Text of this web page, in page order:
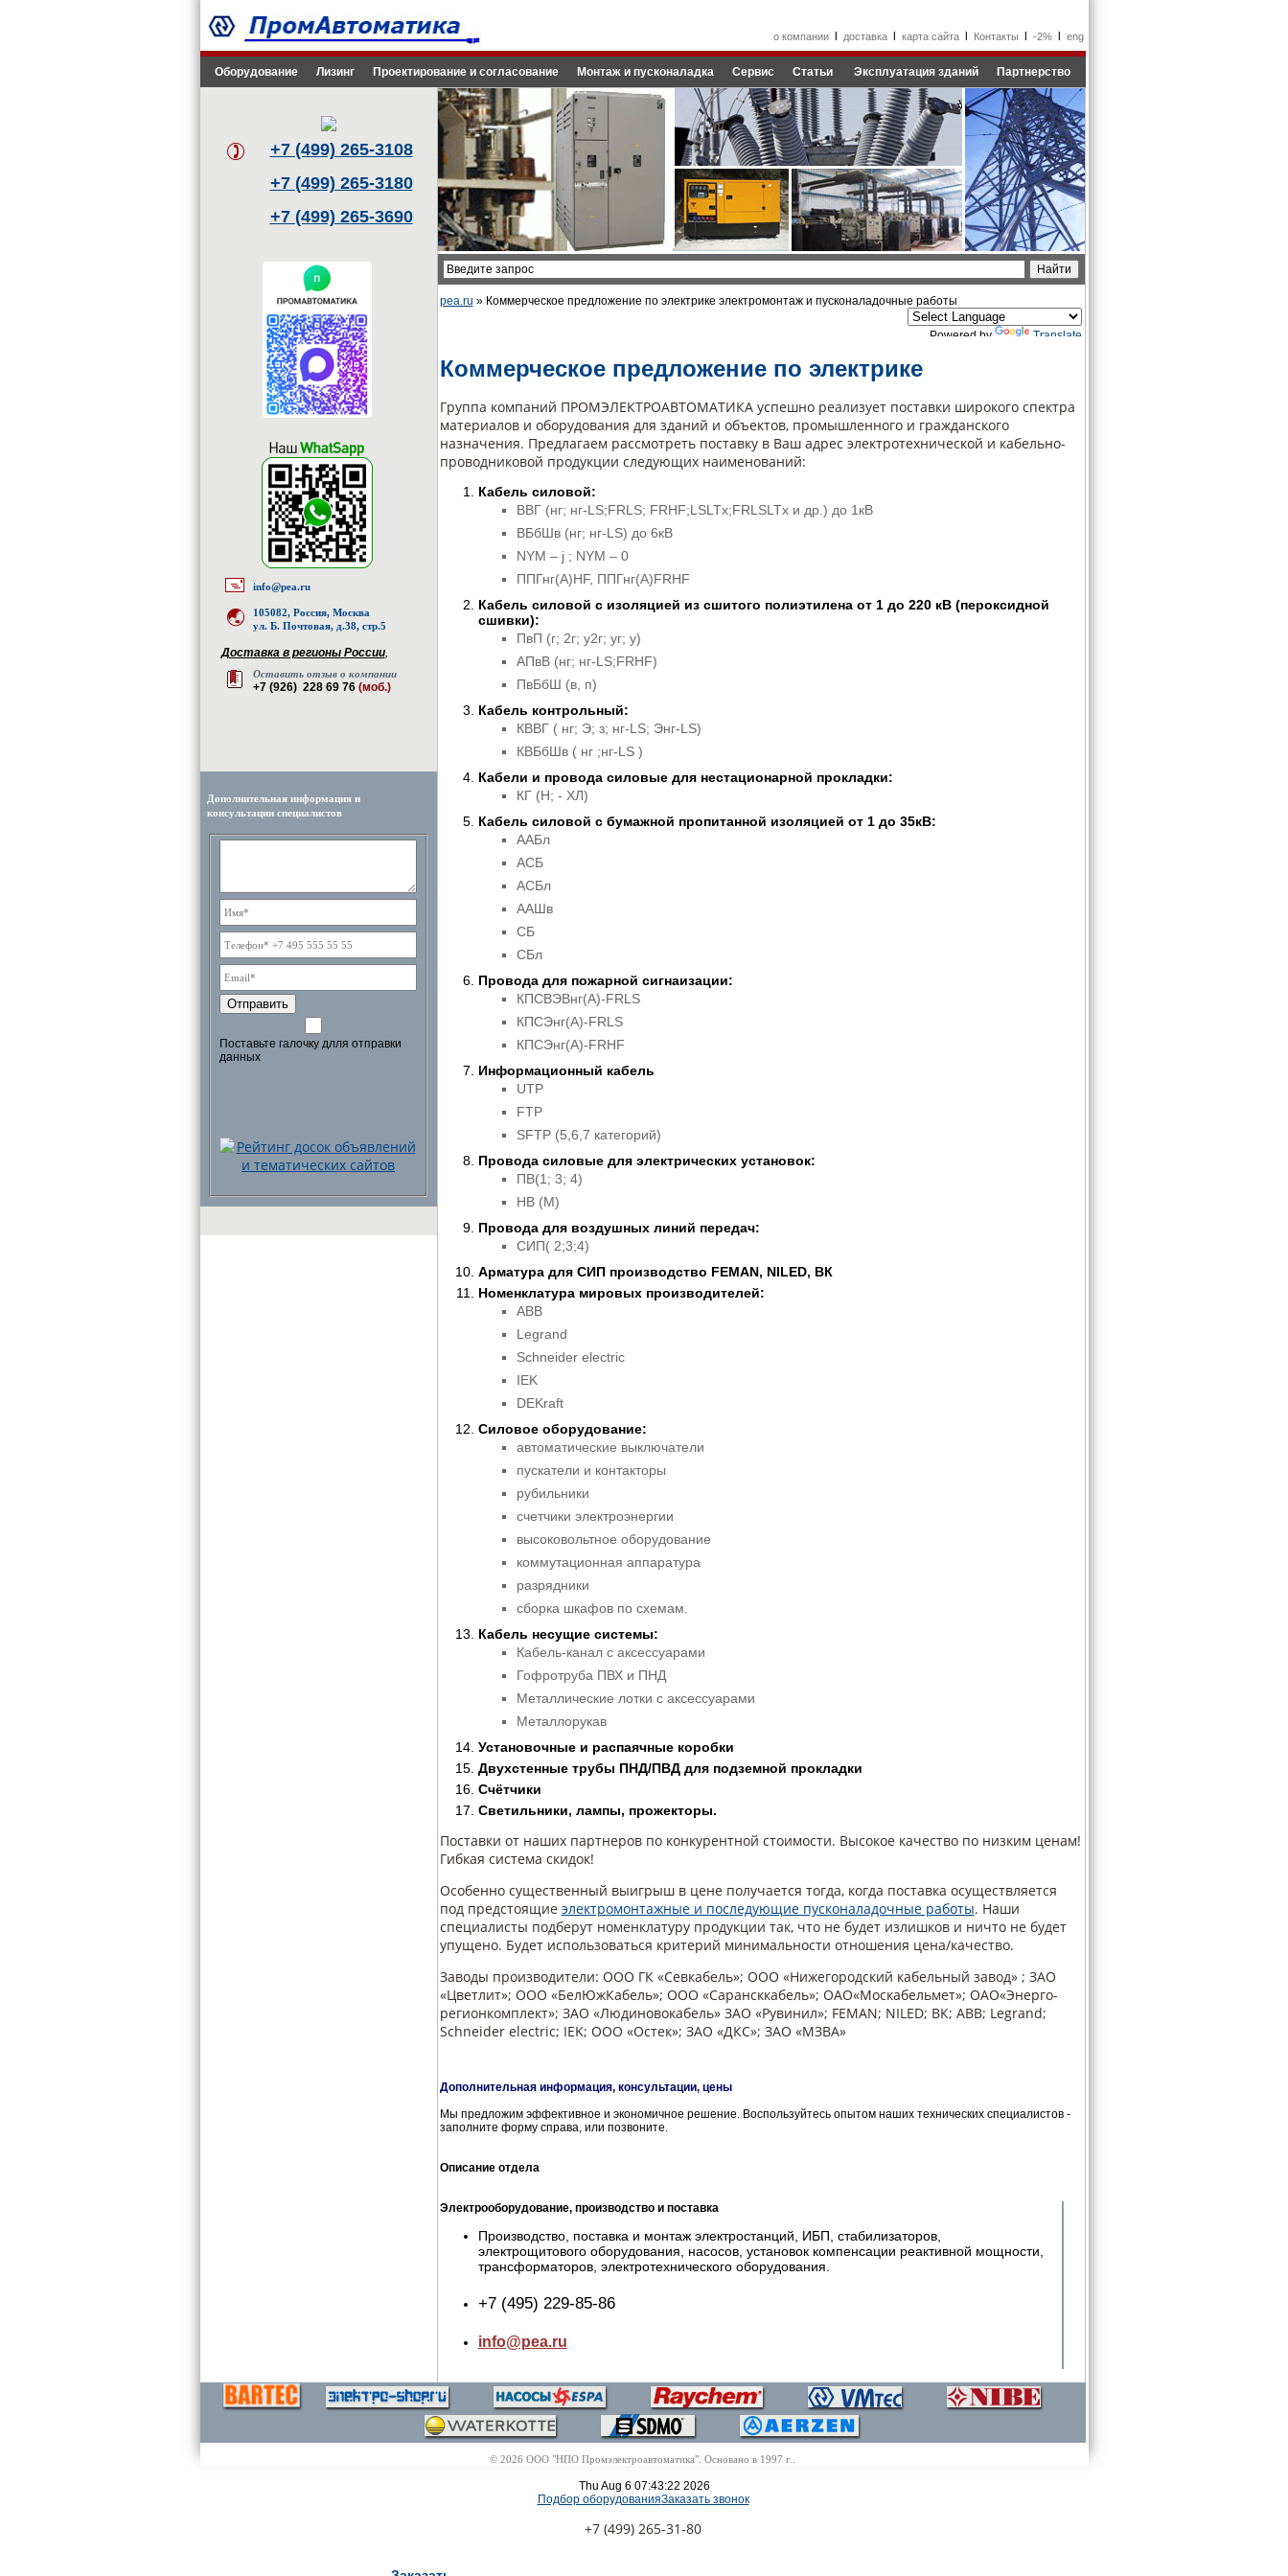
о компанииl доставкаl карта сайтаl Контакты -2%l eng
Оборудование Лизинг Проектирование и согласование Монтаж и пусконаладка Сервис Статьи Эксплуатация зданий Партнерство
+7 (499) 265-3108
+7 (499) 265-3180
+7 (499) 265-3690
info@pea.ru
105082, Россия, Москва
ул. Б. Почтовая, д.38, стр.5
Доставка в регионы России,
Оставить отзыв о компании
+7 (926) 228 69 76 (моб.)
Дополнительная информация и
консультации специалистов
Отправить
Поставьте галочку длля отправки
данных
pea.ru » Коммерческое предложение по электрике электромонтаж и пусконаладочные работы
Powered by Translate
Коммерческое предложение по электрике
Группа компаний ПРОМЭЛЕКТРОАВТОМАТИКА успешно реализует поставки широкого спектра
материалов и оборудования для зданий и объектов, промышленного и гражданского
назначения. Предлагаем рассмотреть поставку в Ваш адрес электротехнической и кабельно-
проводниковой продукции следующих наименований:
Кабель силовой:
ВВГ (нг; нг-LS;FRLS; FRHF;LSLTx;FRLSLTx и др.) до 1кВ
ВБбШв (нг; нг-LS) до 6кВ
NYM – j ; NYM – 0
ППГнг(А)HF, ППГнг(А)FRHF
Кабель силовой с изоляцией из сшитого полиэтилена от 1 до 220 кВ (пероксидной
сшивки):
ПвП (г; 2г; у2г; уг; у)
АПвВ (нг; нг-LS;FRHF)
ПвБбШ (в, п)
Кабель контрольный:
КВВГ ( нг; Э; з; нг-LS; Энг-LS)
КВБбШв ( нг ;нг-LS )
Кабели и провода силовые для нестационарной прокладки:
КГ (Н; - ХЛ)
Кабель силовой с бумажной пропитанной изоляцией от 1 до 35кВ:
ААБл
АСБ
АСБл
ААШв
СБ
СБл
Провода для пожарной сигнаизации:
КПСВЭВнг(A)-FRLS
КПСЭнг(A)-FRLS
КПСЭнг(A)-FRHF
Информационный кабель
UTP
FTP
SFTP (5,6,7 категорий)
Провода силовые для электрических установок:
ПВ(1; 3; 4)
НВ (М)
Провода для воздушных линий передач:
СИП( 2;3;4)
Арматура для СИП производство FEMAN, NILED, ВК
Номенклатура мировых производителей:
ABB
Legrand
Schneider electric
IEK
DEKraft
Силовое оборудование:
автоматические выключатели
пускатели и контакторы
рубильники
счетчики электроэнергии
высоковольтное оборудование
коммутационная аппаратура
разрядники
сборка шкафов по схемам.
Кабель несущие системы:
Кабель-канал с аксессуарами
Гофротруба ПВХ и ПНД
Металлические лотки с аксессуарами
Металлорукав
Установочные и распаячные коробки
Двухстенные трубы ПНД/ПВД для подземной прокладки
Счётчики
Светильники, лампы, прожекторы.
Поставки от наших партнеров по конкурентной стоимости. Высокое качество по низким ценам!
Гибкая система скидок!
Особенно существенный выигрыш в цене получается тогда, когда поставка осуществляется
под предстоящие электромонтажные и последующие пусконаладочные работы. Наши
специалисты подберут номенклатуру продукции так, что не будет излишков и ничто не будет
упущено. Будет использоваться критерий минимальности отношения цена/качество.
Заводы производители: ООО ГК «Севкабель»; ООО «Нижегородский кабельный завод» ; ЗАО
«Цветлит»; ООО «БелЮжКабель»; ООО «Сарансккабель»; ОАО«Москабельмет»; ОАО«Энерго-
регионкомплект»; ЗАО «Людиновокабель» ЗАО «Рувинил»; FEMAN; NILED; ВК; ABB; Legrand;
Schneider electric; IEK; ООО «Остек»; ЗАО «ДКС»; ЗАО «МЗВА»
Дополнительная информация, консультации, цены
Мы предложим эффективное и экономичное решение. Воспользуйтесь опытом наших технических специалистов -
заполните форму справа, или позвоните.
Описание отдела
Электрооборудование, производство и поставка
Производство, поставка и монтаж электростанций, ИБП, стабилизаторов,
электрощитового оборудования, насосов, установок компенсации реактивной мощности,
трансформаторов, электротехнического оборудования.
+7 (495) 229-85-86
info@pea.ru
© 2026 ООО "НПО Промэлектроавтоматика". Основано в 1997 г..
Thu Aug 6 07:43:22 2026
Подбор оборудованияЗаказать звонок
+7 (499) 265-31-80